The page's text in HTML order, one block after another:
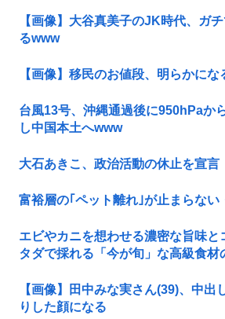
【画像】大谷真美子のJK時代、ガ
るwww
【画像】移民のお値段、明らかにな
台風13号、沖縄通過後に950hPaか
し中国本土へwww
大石あきこ、政治活動の休止を宣言
富裕層の｢ペット離れ｣が止まらない
エビやカニを想わせる濃密な旨味
タダで採れる「今が旬」な高級食材
【画像】田中みな実さん(39)、中出
りした顔になる